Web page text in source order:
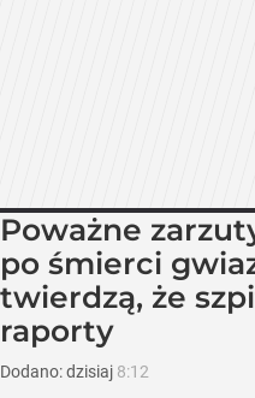
Poważne
po śmierci
twierdzą, że
raporty
Dodano:dzisiaj 8:12